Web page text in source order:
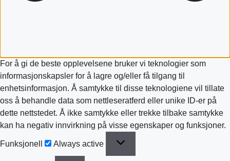
For å gi de beste opplevelsene bruker vi teknologier som
informasjonskapsler for å lagre og/eller få tilgang til
enhetsinformasjon. Å samtykke til disse teknologiene vil tillate
oss å behandle data som nettleseratferd eller unike ID-er på
dette nettstedet. Å ikke samtykke eller trekke tilbake samtykke
kan ha negativ innvirkning på visse egenskaper og funksjoner.
Funksjonell Always active